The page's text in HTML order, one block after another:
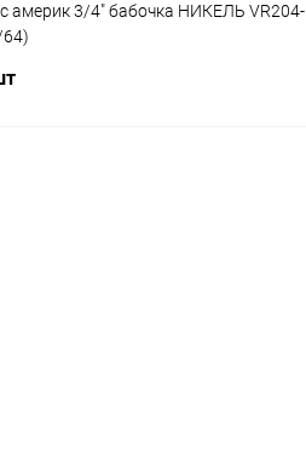
америк 3/4" бабочка НИКЕЛЬ VR204-
64)